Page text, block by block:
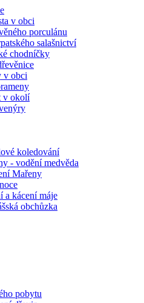
v obci
porculánu
salašnictví
chodníčky
v obci
v okolí
koledování
- vodění medvěda
Mařeny
a kácení máje
obchůzka
pobytu